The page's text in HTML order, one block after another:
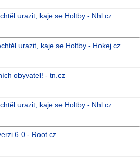
urazit, kaje se Holtby - Nhl.cz
urazit, kaje se Holtby - Hokej.cz
obyvatel! - tn.cz
urazit, kaje se Holtby - Nhl.cz
6.0 - Root.cz